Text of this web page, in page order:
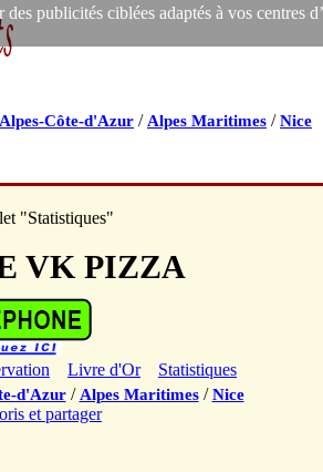
publicités ciblées adaptés à vos centres
Côte-d'Azur / Alpes Maritimes /Nice
"Statistiques"
VK PIZZA
Livre d'Or
Statistiques
d'Azur/ Alpes Maritimes/Nice